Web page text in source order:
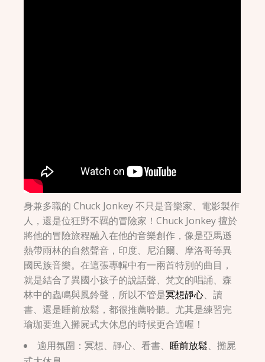
身兼多職的 Chuck Jonkey 不只是音樂家、電影製作
人，還是位狂野不羈的冒險家！Chuck Jonkey 擅於
將他的冒險旅程融入在他的音樂創作，像是亞馬遜
熱帶雨林的自然聲音，印度、尼泊爾、摩洛哥等異
國民族音樂。在這張專輯中有一兩首特別的曲目，
就是結合了異國小孩子的說話聲、梵文的唱誦、森
林中的蟲鳴與風鈴聲，所以不管是冥想靜心、讀
書、還是睡前放鬆，都很推薦聆聽。尤其是練習完
瑜珈要進入攤屍式大休息的時候更合適喔！
適用氛圍：冥想、靜心、看書、睡前放鬆、攤屍